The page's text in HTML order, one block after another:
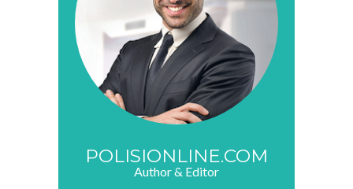
POLISIONLINE.COM
Author & Editor